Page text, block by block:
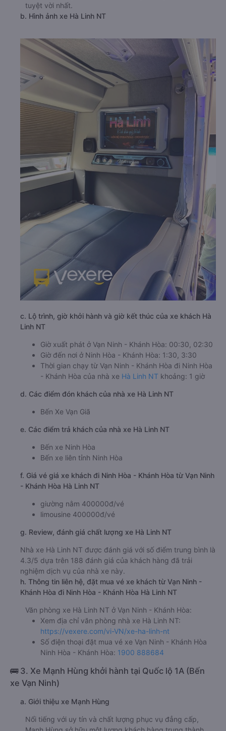
tuyệt vời nhất.
b. Hình ảnh xe Hà Linh NT
c. Lộ trình, giờ khởi hành và giờ kết thúc của xe khách Hà
Linh NT
Giờ xuất phát ở Vạn Ninh - Khánh Hòa: 00:30, 02:30
Giờ đến nơi ở Ninh Hòa - Khánh Hòa: 1:30, 3:30
Thời gian chạy từ Vạn Ninh - Khánh Hòa đi Ninh Hòa
- Khánh Hòa của nhà xe Hà Linh NT khoảng: 1 giờ
d. Các điểm đón khách của nhà xe Hà Linh NT
Bến Xe Vạn Giã
e. Các điểm trả khách của nhà xe Hà Linh NT
Bến xe Ninh Hòa
Bến xe liên tỉnh Ninh Hòa
f. Giá vé giá xe khách đi Ninh Hòa - Khánh Hòa từ Vạn Ninh
- Khánh Hòa Hà Linh NT
giường nằm 400000đ/vé
limousine 400000đ/vé
g. Review, đánh giá chất lượng xe Hà Linh NT
Nhà xe Hà Linh NT được đánh giá với số điểm trung bình là
4.3/5 dựa trên 188 đánh giá của khách hàng đã trải
nghiệm dịch vụ của nhà xe này.
h. Thông tin liên hệ, đặt mua vé xe khách từ Vạn Ninh -
Khánh Hòa đi Ninh Hòa - Khánh Hòa Hà Linh NT
Văn phòng xe Hà Linh NT ở Vạn Ninh - Khánh Hòa:
Xem địa chỉ văn phòng nhà xe Hà Linh NT:
https://vexere.com/vi-VN/xe-ha-linh-nt
Số điện thoại đặt mua vé xe Vạn Ninh - Khánh Hòa
Ninh Hòa - Khánh Hòa: 1900 888684
🚌 3. Xe Mạnh Hùng khởi hành tại Quốc lộ 1A (Bến
xe Vạn Ninh)
a. Giới thiệu xe Mạnh Hùng
Nổi tiếng với uy tín và chất lượng phục vụ đẳng cấp,